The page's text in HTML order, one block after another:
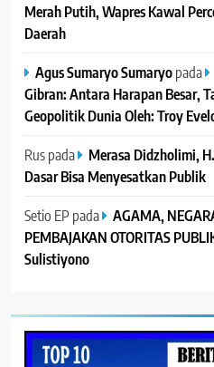
Merah Putih, Wapres Kawal
Daerah
Agus Sumaryo Sumaryopada
Gibran: Antara Harapan Besar,
Geopolitik Dunia Oleh: Troy
Ruspada
Merasa Didzholimi,
Dasar Bisa Menyesatkan Publik
Setio EP pada
AGAMA,
PEMBAJAKAN OTORITAS
Sulistiyono